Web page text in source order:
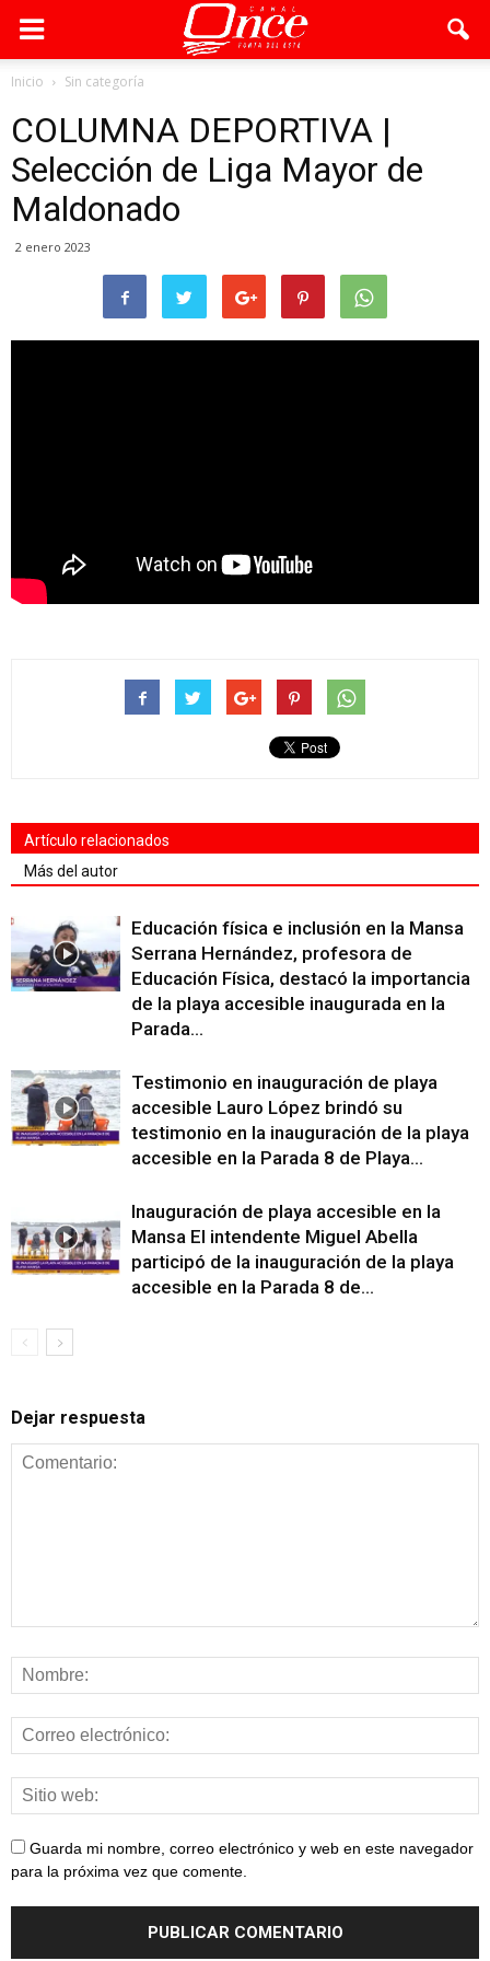
Inicio Sin categoría
COLUMNA DEPORTIVA |
Selección de Liga Mayor de
Maldonado
2 enero 2023
Artículo relacionados
Más del autor
Educación física e inclusión en la Mansa
Serrana Hernández, profesora de
Educación Física, destacó la importancia
de la playa accesible inaugurada en la
Parada...
Testimonio en inauguración de playa
accesible Lauro López brindó su
testimonio en la inauguración de la playa
accesible en la Parada 8 de Playa...
Inauguración de playa accesible en la
Mansa El intendente Miguel Abella
participó de la inauguración de la playa
accesible en la Parada 8 de...
Dejar respuesta
Guarda mi nombre, correo electrónico y web en este navegador
para la próxima vez que comente.